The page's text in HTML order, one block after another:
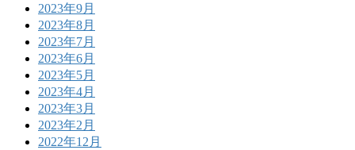
2023年9月
2023年8月
2023年7月
2023年6月
2023年5月
2023年4月
2023年3月
2023年2月
2022年12月